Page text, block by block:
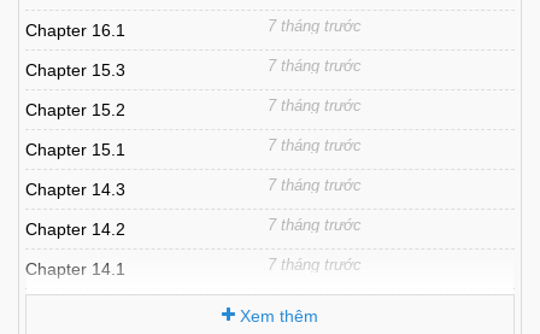
Chapter 16.1 7 tháng trước
Chapter 15.3 7 tháng trước
Chapter 15.2 7 tháng trước
Chapter 15.1 7 tháng trước
Chapter 14.3 7 tháng trước
Chapter 14.2 7 tháng trước
Chapter 14.1 7 tháng trước
Xem thêm